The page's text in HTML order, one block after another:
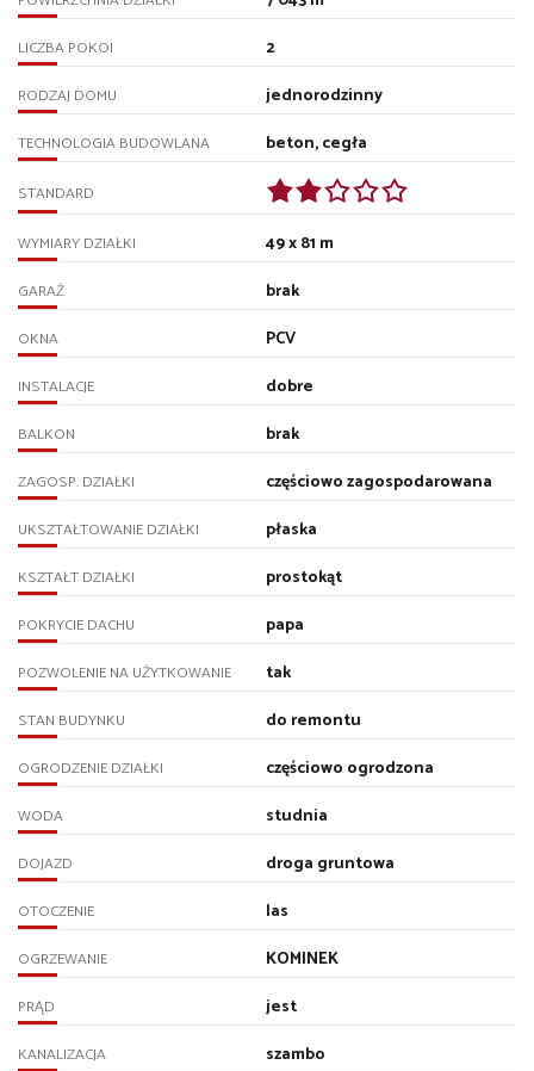
LICZBA POKOI 2
RODZAJ DOMU jednorodzinny
TECHNOLOGIA BUDOWLANA beton, cegła
STANDARD
WYMIARY DZIAŁKI 49 x 81 m
GARAŻ brak
OKNA PCV
INSTALACJE dobre
BALKON brak
ZAGOSP. DZIAŁKI częściowo zagospodarowana
UKSZTAŁTOWANIE DZIAŁKI płaska
KSZTAŁT DZIAŁKI prostokąt
POKRYCIE DACHU papa
POZWOLENIE NA UŻYTKOWANIE tak
STAN BUDYNKU do remontu
OGRODZENIE DZIAŁKI częściowo ogrodzona
WODA studnia
DOJAZD droga gruntowa
OTOCZENIE las
OGRZEWANIE KOMINEK
PRĄD jest
KANALIZACJA szambo